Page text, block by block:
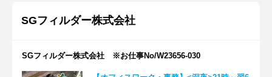
SGフィルダー株式会社
SGフィルダー株式会社 ※お仕事No/W23656-030